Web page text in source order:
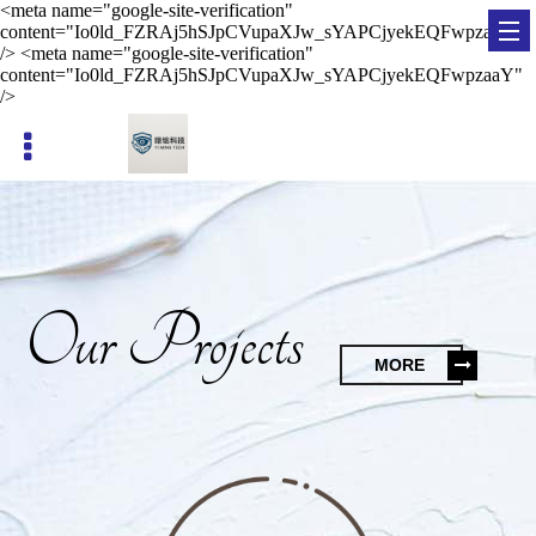
<meta name="google-site-verification"
content="Io0ld_FZRAj5hSJpCVupaXJw_sYAPCjyekEQFwpzaaY"
/> <meta name="google-site-verification"
content="Io0ld_FZRAj5hSJpCVupaXJw_sYAPCjyekEQFwpzaaY"
/>
Our Projects MORE